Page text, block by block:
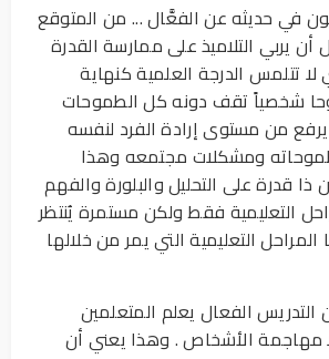
في حديثه عن الفعَّال ... من المتوقع
يربي التلاميذ على ممارسة القدرة
لا تتلمس الدرجة العلمية كنهاية
شخصياً تقف دونه كل الطموحات
من مستوى إرادة الفرد لنفسه
ومشكلات مجتمعه وهذا
قدرة على التحليل والبلورة والفهم
التعليمية فقط ولكن مستمرة يُنتظر
التعليمية التي يمر من خلالها
الفعال يعلم المتعلمين
مهاجمة الأشخاص . وهذا يعني أن